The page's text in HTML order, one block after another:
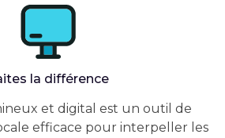
la différence
et digital est un outil de
efficace pour interpeller les